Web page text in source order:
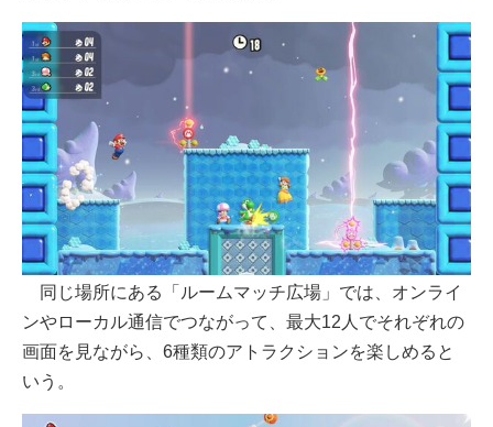
同じ場所にある「ルームマッチ広場」では、オンライ
ンやローカル通信でつながって、最大12人でそれぞれの
画面を見ながら、6種類のアトラクションを楽しめると
いう。